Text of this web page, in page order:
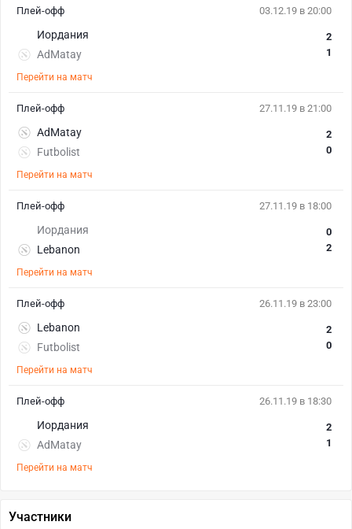
03.12.19 в 20:00
Иордания
AdMatay
2
1
Перейти на матч
Плей-офф
27.11.19 в 21:00
AdMatay
Futbolist
2
0
Перейти на матч
Плей-офф
27.11.19 в 18:00
Иордания
Lebanon
0
2
Перейти на матч
Плей-офф
26.11.19 в 23:00
Lebanon
Futbolist
2
0
Перейти на матч
Плей-офф
26.11.19 в 18:30
Иордания
AdMatay
2
1
Перейти на матч
Плей-офф
Участники